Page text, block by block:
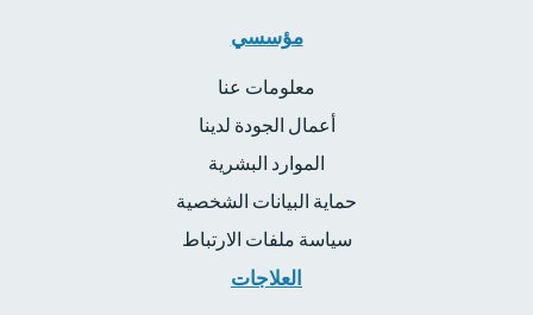
مؤسسي
معلومات عنا
أعمال الجودة لدينا
الموارد البشرية
حماية البيانات الشخصية
سياسة ملفات الارتباط
العلاجات